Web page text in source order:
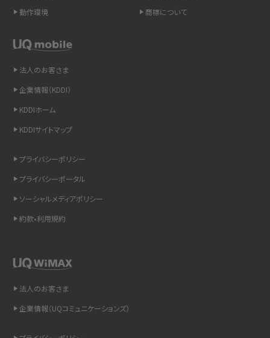
非通知設定とは？184で電話をかける方法やiPhone・Androidの設定を解説
スマホのウィジェットとは？iPhone・Androidの設定方法やおススメを紹介
インスタのDMの送り方は？便利機能の使い方や注意点をわかりやすく解説
Bluetooth®とは？Wi-Fiとの違いやスマホ・PCとの接続方法を解説
「iPhoneを探す」の使い方と設定方法を紹介！ブラウザやアプリから探す方法を
Wi-Fiを快適に使うための速度はどれくらい？用途別の目安・回線ごとの平均を
動作環境
商標について
法人のお客さま
企業情報（KDDI）
KDDIホーム
KDDIサイトマップ
プライバシーポリシー
プライバシーポータル
ソーシャルメディアポリシー
約款•利用規約
法人のお客さま
企業情報（UQコミュニケーションズ）